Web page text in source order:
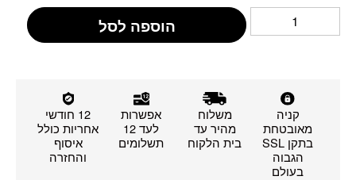
הוספה לסל
קניה
מאובטחת
בתקן SSL
הגבוה
בעולם
משלוח
מהיר עד
בית הלקוח
אפשרות
לעד 12
תשלומים
12 חודשי
אחריות כולל
איסוף
והחזרה